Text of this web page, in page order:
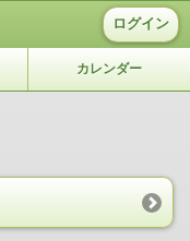
ログイン
カレンダー